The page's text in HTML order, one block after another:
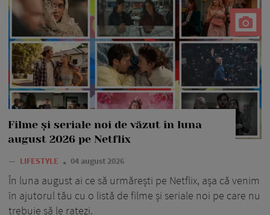
Filme și seriale noi de văzut în luna
august 2026 pe Netflix
— LIFESTYLE 04 august 2026
În luna august ai ce să urmărești pe Netflix, așa că venim
în ajutorul tău cu o listă de filme și seriale noi pe care nu
trebuie să le ratezi.